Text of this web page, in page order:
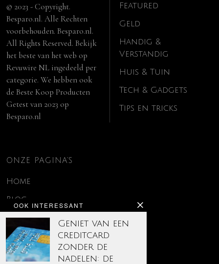
OOK INTERESSANT
Geniet van een
creditcard
zonder de
nadelen: de
© 2023 - Copyright.
Besparo.nl. Alle Rechten
voorbehouden. Besparo.nl.
All Rights Reserved. Bekijk
het beste van het web op
Revuwire NL ingedeeld per
categorie. We hebben ook
deBeste Koop Producten
Getest van 2023 op
Besparo.nl
Featured
Geld
Handig &
Verstandig
Huis & Tuin
Tech & Gadgets
Tips en tricks
ONZE PAGINA’S
Home
Blog
Contact
Disclaimer
Over ons